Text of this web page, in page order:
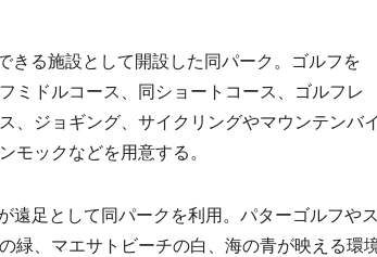
る施設として開設した同パーク。ゴルフを
ミドルコース、同ショートコース、ゴルフレ
、ジョギング、サイクリングやマウンテンバ
モックなどを用意する。
足として同パークを利用。パターゴルフや
緑、マエサトビーチの白、海の青が映える環